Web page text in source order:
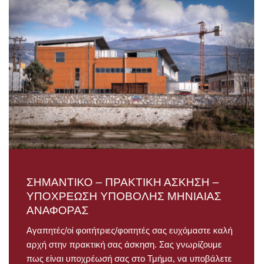
ΣΗΜΑΝΤΙΚΟ – ΠΡΑΚΤΙΚΗ ΑΣΚΗΣΗ –
ΥΠΟΧΡΕΩΣΗ ΥΠΟΒΟΛΗΣ ΜΗΝΙΑΙΑΣ
ΑΝΑΦΟΡΑΣ
Αγαπητές/οί φοιτήτριες/φοιτητές σας ευχόμαστε καλή
αρχή στην πρακτική σας άσκηση. Σας γνωρίζουμε
πως είναι υποχρέωσή σας στο Τμήμα, να υποβάλετε